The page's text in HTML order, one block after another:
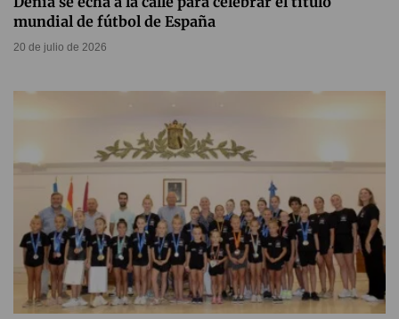
mundial de fútbol de España
20 de julio de 2026